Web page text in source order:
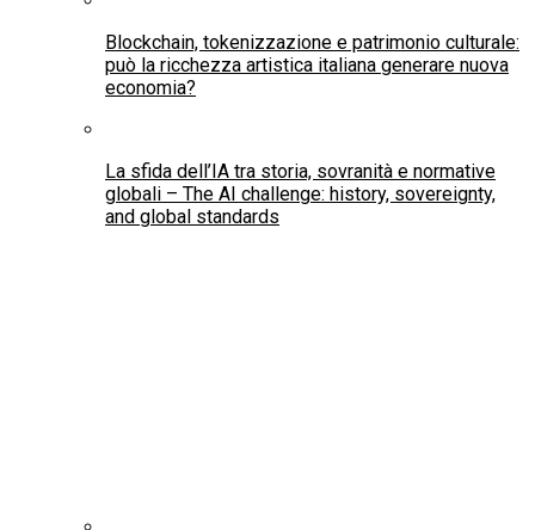
Blockchain, tokenizzazione e patrimonio culturale:
può la ricchezza artistica italiana generare nuova
economia?
La sfida dell’IA tra storia, sovranità e normative
globali – The AI challenge: history, sovereignty,
and global standards